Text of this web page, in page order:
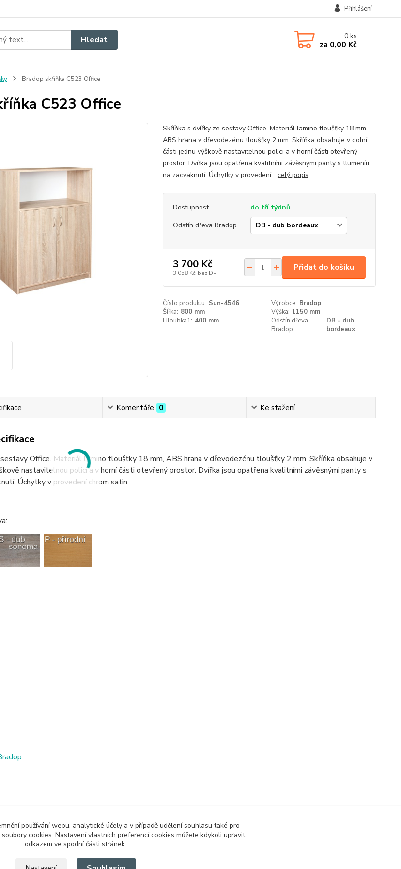
Přihlášení
Hledat 0ks
za 0,00 Kč
Bradop skříňka C523 Office
C523 Office
Skříňka s dvířky ze sestavy Office. Materiál lamino tloušťky 18 mm,
ABS hrana v dřevodezénu tloušťky 2 mm. Skříňka obsahuje v dolní
části jednu výškově nastavitelnou polici a v horní části otevřený
prostor. Dvířka jsou opatřena kvalitními závěsnými panty s tlumením
na zacvaknutí. Úchytky v provedení... celý popis
Dostupnost
do tří týdnů
Odstín dřeva Bradop
3 700 Kč
3 058 Kč bez DPH
Přidat do košíku
Číslo produktu: Sun-4546 Výrobce: Bradop
Šířka: 800 mm Výška: 1150 mm
Hloubka1: 400 mm
Odstín dřeva
Bradop:
DB - dub
bordeaux
Komentáře 0 Ke stažení
Office. Materiál lamino tloušťky 18 mm, ABS hrana v dřevodezénu tloušťky 2 mm. Skříňka obsahuje v
nastavitelnou polici a v horní části otevřený prostor. Dvířka jsou opatřena kvalitními závěsnými panty s
Úchytky v provedení chrom satin.
používání webu, analytické účely a v případě udělení souhlasu také pro
cookies. Nastavení vlastních preferencí cookies můžete kdykoli upravit
odkazem ve spodní části stránek.